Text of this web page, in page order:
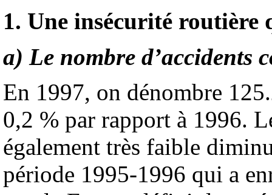
1. Une insécurité routière
a) Le nombre d’accidents
En 1997, on dénombre
0,2 % par rapport à 1996.
également très faible
période 1995-1996 qui a